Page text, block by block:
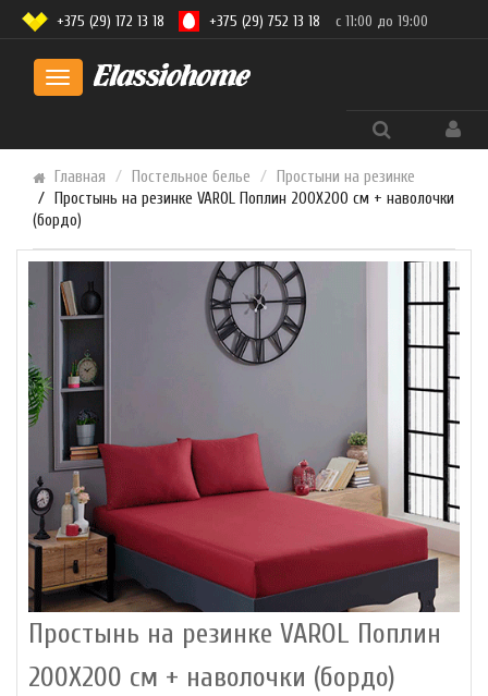
Toggle
+375 (29) 172 13 18 +375 (29) 752 13 18 с 11:00 до 19:00
Главная Постельное белье
Простыни на резинке
Простынь на резинке VAROL Поплин 200X200 см + наволочки
(бордо)
Простынь на резинке VAROL Поплин
200X200 см + наволочки (бордо)